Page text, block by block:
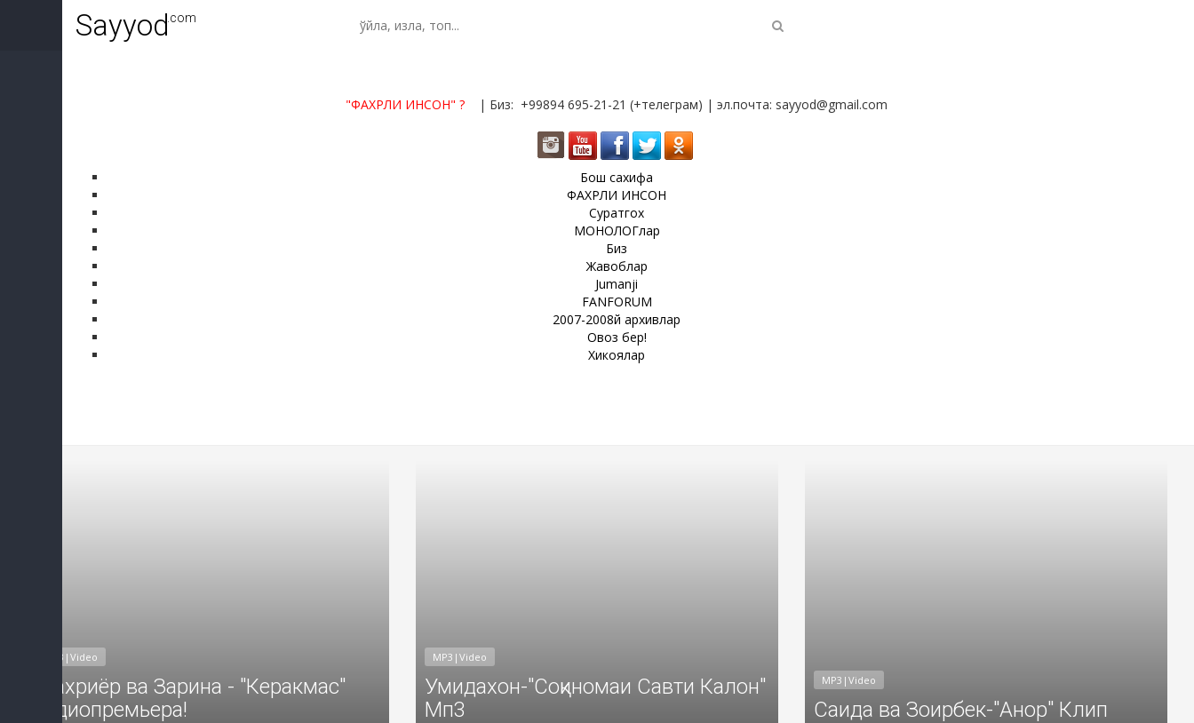
Sayyod.com
"ФАХРЛИ ИНСОН"? | Биз: +99894 695-21-21 (+телеграм) | эл.почта: sayyod@gmail.com
Бош сахифа
ФАХРЛИ ИНСОН
Суратгох
МОНОЛОГлар
Биз
Жавоблар
Jumanji
FANFORUM
2007-2008й архивлар
Овоз бер!
Хикоялар
MP3|Video
Шахриёр ва Зарина - "Керакмас"
аудиопремьера!
MP3|Video
Умидахон-"Соқиномаи Савти Калон"
Мп3
MP3|Video
Саида ва Зоирбек-"Анор" Клип